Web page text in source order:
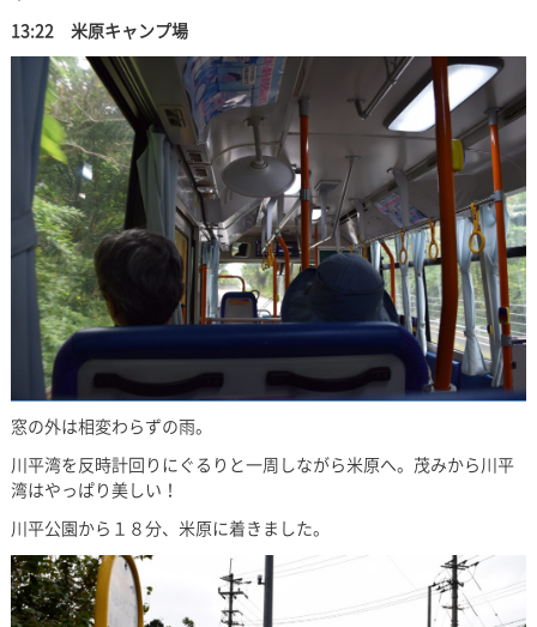
13:22 米原キャンプ場
窓の外は相変わらずの雨。
川平湾を反時計回りにぐるりと一周しながら米原へ。茂みから川平
湾はやっぱり美しい！
川平公園から１８分、米原に着きました。